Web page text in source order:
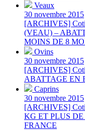
Veaux
30 novembre 2015
[ARCHIVES]
(VEAU) –
MOINS DE 8
Ovins
30 novembre 2015
[ARCHIVES]
ABATTAGE EN
Caprins
30 novembre 2015
[ARCHIVES]
KG ET PLUS
FRANCE